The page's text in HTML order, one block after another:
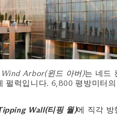
Wind Arbor(윈드 아버)는 네드
펄럭입니다. 6,800 평방미터
Wall(티핑 월)에 직각 방